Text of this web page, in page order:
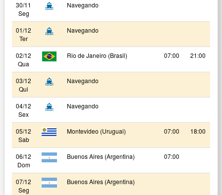
30/11
Seg
Navegando
01/12
Ter
Navegando
02/12
Qua
Rio de Janeiro (Brasil) 07:00 21:00
03/12
Qui
Navegando
04/12
Sex
Navegando
05/12
Sab
Montevideo (Uruguai) 07:00 18:00
06/12
Dom
Buenos Aires (Argentina) 07:00
07/12
Seg
Buenos Aires (Argentina)